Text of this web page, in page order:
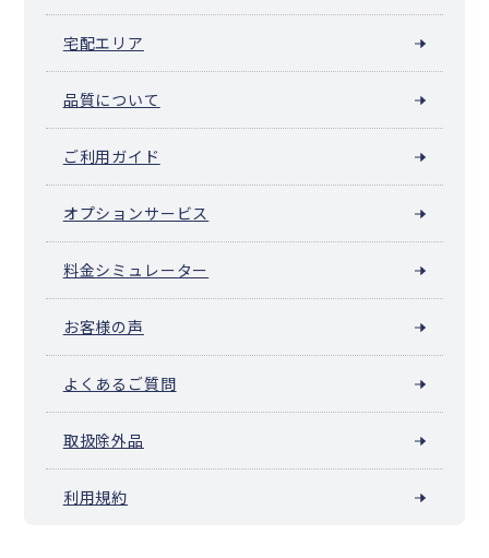
宅配エリア
品質について
ご利用ガイド
オプションサービス
料金シミュレーター
お客様の声
よくあるご質問
取扱除外品
利用規約